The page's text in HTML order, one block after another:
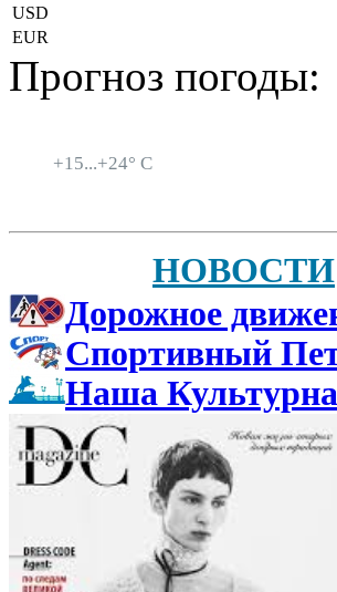
USD
EUR
Прогноз погоды:
+15...+24° C
НОВОСТИ
Дорожное
Спортивный
Наша